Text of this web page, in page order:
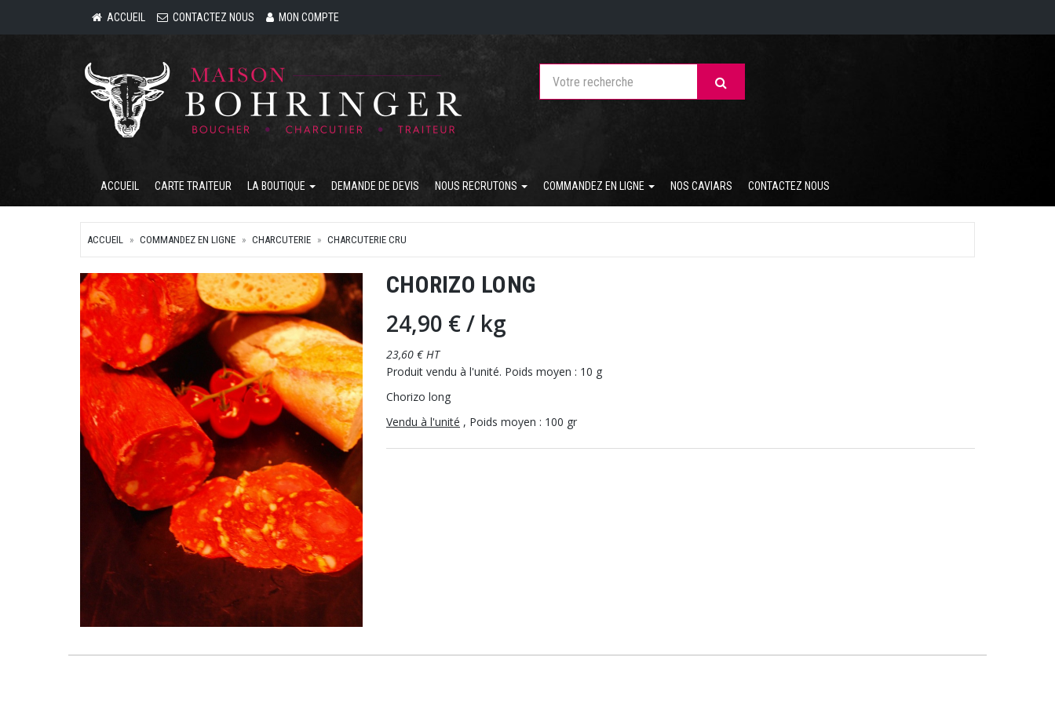
ACCUEIL CONTACTEZ NOUS MON COMPTE
ACCUEIL CARTE TRAITEUR LA BOUTIQUE DEMANDE DE DEVIS NOUS RECRUTONS COMMANDEZ EN LIGNE NOS CAVIARS CONTACTEZ NOUS
ACCUEIL COMMANDEZ EN LIGNE CHARCUTERIE CHARCUTERIE CRU
CHORIZO LONG
24,90 €/ kg
23,60 € HT
Produit vendu à l'unité. Poids moyen : 10 g
Chorizo long
Vendu à l'unité , Poids moyen : 100 gr